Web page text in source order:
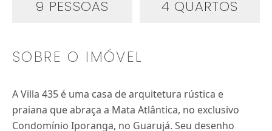
9 PESSOAS 4 QUARTOS
SOBRE O IMÓVEL
A Villa 435 é uma casa de arquitetura rústica e
praiana que abraça a Mata Atlântica, no exclusivo
Condomínio Iporanga, no Guarujá. Seu desenho